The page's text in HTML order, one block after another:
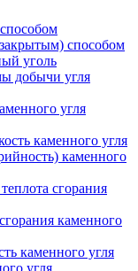
способом
уголь
добычи угля
угля
каменного угля
каменного
сгорания
каменного
каменного угля
угля